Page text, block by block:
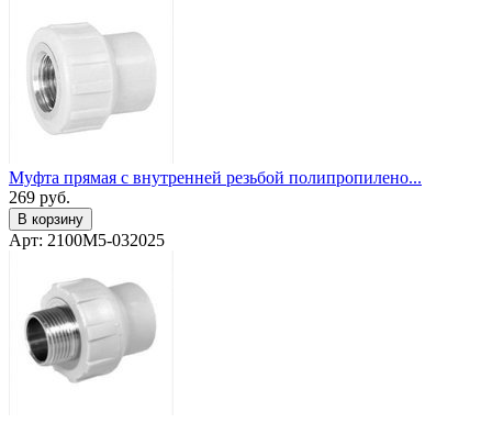
Муфта прямая с внутренней резьбой полипропилено...
269 руб.
В корзину
Арт: 2100M5-032025